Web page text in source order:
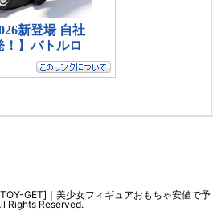
GET]｜美少女フィギュアおもちゃ安値で予
Rights Reserved.